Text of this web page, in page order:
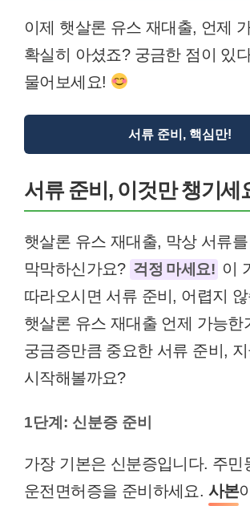
이제 햇살론 유스 재대출, 언제
확실히 아셨죠? 궁금한 점이 있
물어보세요!
서류 준비, 핵심만!
서류 준비, 이것만 챙기세
햇살론 유스 재대출, 막상 서류를
막막하신가요? 걱정 마세요! 이
따라오시면 서류 준비, 어렵지
햇살론 유스 재대출 언제 가능한
궁금증만큼 중요한 서류 준비,
시작해볼까요?
1단계: 신분증 준비
가장 기본은 신분증입니다. 주민
운전면허증을 준비하세요. 사본